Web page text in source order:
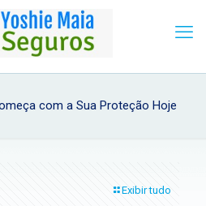
com a Sua Proteção Hoje
Exibir tudo